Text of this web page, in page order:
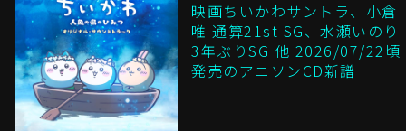
映画ちいかわサントラ、小倉
唯 通算21st SG、水瀬いのり
3年ぶりSG 他 2026/07/22頃
発売のアニソンCD新譜